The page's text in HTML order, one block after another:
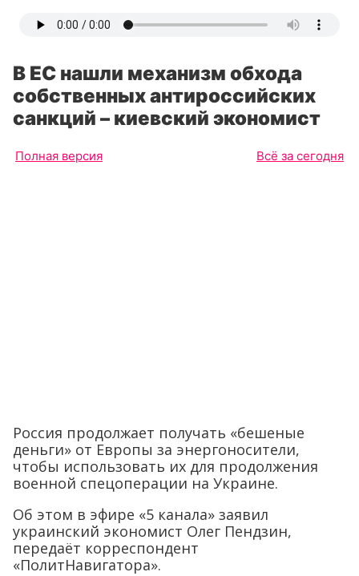
В ЕС нашли механизм обхода
собственных антироссийских
санкций – киевский экономист
Полная версия Всё за сегодня
Россия продолжает получать «бешеные
деньги» от Европы за энергоносители,
чтобы использовать их для продолжения
военной спецоперации на Украине.
Об этом в эфире «5 канала» заявил
украинский экономист Олег Пендзин,
передаёт корреспондент
«ПолитНавигатора».